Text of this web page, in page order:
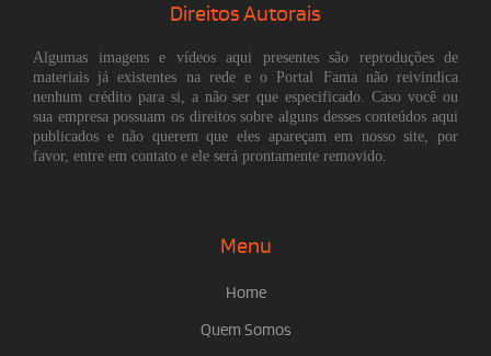
Direitos Autorais
Algumas imagens e vídeos aqui presentes são reproduções de
materiais já existentes na rede e o Portal Fama não reivindica
nenhum crédito para si, a não ser que especificado. Caso você ou
sua empresa possuam os direitos sobre alguns desses conteúdos aqui
publicados e não querem que eles apareçam em nosso site, por
favor, entre em contato e ele será prontamente removido.
Menu
Home
Quem Somos